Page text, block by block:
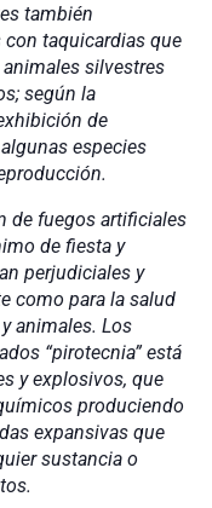
también
taquicardias que
silvestres
según la
de
especies
artificiales
de fiesta y
perjudiciales y
como para la salud
animales. Los
“pirotecnia” está
y explosivos, que
produciendo
expansivas que
sustancia o